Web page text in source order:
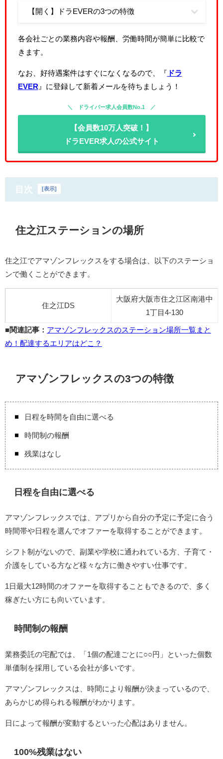
【開く】ドラEVERの3つの特徴
各会社ごとの業務内容や報酬、労働時間が簡単に比較で
きます。
なお、好待遇案件はすぐになくなるので、『 ドラ
EVER 』に登録して新着メールを待ちましょう！
ドライバー求人会員数No.1
【会員数10万人突破！】
ドラEVER求人の公式サイト
目次 [表示]
住之江ステーションの場所
住之江でアマゾンフレックスをする場合は、以下のステーショ
ンで働くことができます。
住之江DS
大阪府大阪市住之江区南港中
1丁目4-130
■関連記事： アマゾンフレックスのステーション場所一覧まと
め！配達するエリアはどこ？
アマゾンフレックスの3つの特徴
日程を時間を自由に選べる
時間制の報酬
残業はなし
日程を自由に選べる
アマゾンフレックスでは、アプリから自分の予定に予定に合う
時間帯や日程を選んでオファーを取得することができます。
シフト制がないので、副業や学校に通われている方、子育て・
介護をしている方など様々な方に働きやすい仕事です。
1日最大12時間のオファーを取得することもできるので、多く
稼ぎたい方にも向いています。
時間制の報酬
業務委託の宅配では、「1個の配達ごとに○○円」といった個数
単価制を採用している会社が多いです。
アマゾンフレックスは、時間により報酬が決まっているので、
あらかじめ得られる報酬がわかります。
日によって報酬が変動するといった心配はありません。
100%残業はない